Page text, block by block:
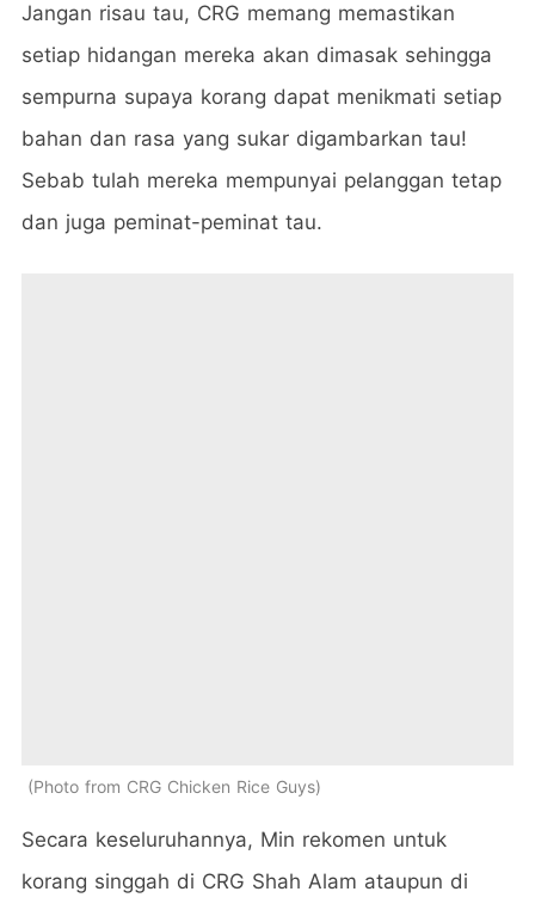
Jangan risau tau, CRG memang memastikan
setiap hidangan mereka akan dimasak sehingga
sempurna supaya korang dapat menikmati setiap
bahan dan rasa yang sukar digambarkan tau!
Sebab tulah mereka mempunyai pelanggan tetap
dan juga peminat-peminat tau.
Photo from CRG Chicken Rice Guys
Secara keseluruhannya, Min rekomen untuk
korang singgah di CRG Shah Alam ataupun di